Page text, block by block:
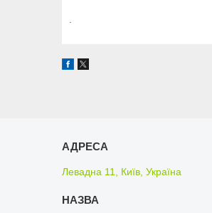
Левадна 11, Київ, Україна